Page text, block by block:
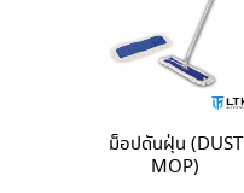
ม็อปดันฝุ่น (DUST
MOP)